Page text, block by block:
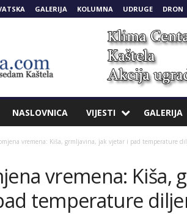
GALERIJA KOLUMNA UDRUGE DRON
NASLOVNICA VIJESTI GALERIJA
vremena: Kiša, grmljavina, jak vjetar i pad temperature
vremena: Kiša,
temperature